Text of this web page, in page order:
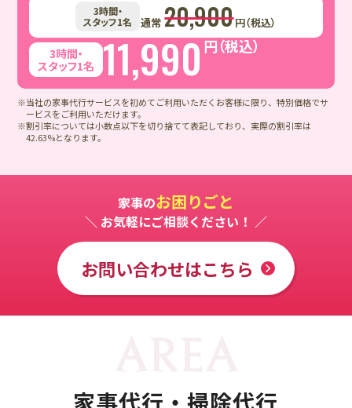
3時間・
スタッフ1名
通常 20,900円（税込）
3時間・
スタッフ1名
11,990円（税込）
※当社の家事代行サービスを初めてご利用いただくお客様に限り、特別価格でサ
ービスをご利用いただけます。
※割引率については小数点以下を切り捨てて表記しており、実際の割引率は
42.63%となります。
家事のお困りごと
＼ お気軽にご相談ください！ ／
お問い合わせはこちら